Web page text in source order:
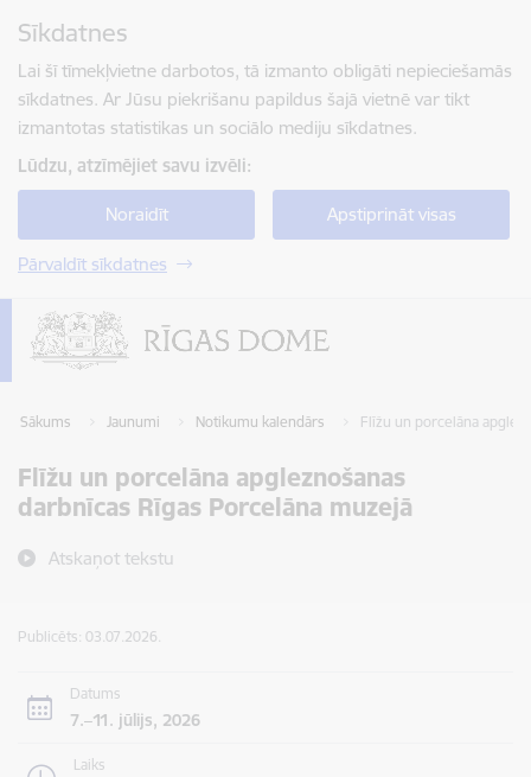
Sīkdatnes
Lai šī tīmekļvietne darbotos, tā izmanto obligāti nepieciešamās
sīkdatnes. Ar Jūsu piekrišanu papildus šajā vietnē var tikt
izmantotas statistikas un sociālo mediju sīkdatnes.
Lūdzu, atzīmējiet savu izvēli:
Noraidīt Apstiprināt visas
Pārvaldīt sīkdatnes
Sākums Jaunumi Notikumu kalendārs Flīžu un porcelāna
Flīžu un porcelāna apgleznošanas
darbnīcas Rīgas Porcelāna muzejā
Atskaņot tekstu
Publicēts: 03.07.2026.
Datums
7.–11. jūlijs, 2026
Laiks